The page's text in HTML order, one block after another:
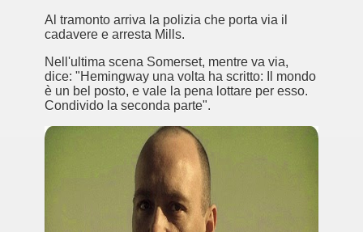
Al tramonto arriva la polizia che porta via il
cadavere e arresta Mills.
Nell'ultima scena Somerset, mentre va via,
dice: "Hemingway una volta ha scritto: Il mondo
è un bel posto, e vale la pena lottare per esso.
Condivido la seconda parte".